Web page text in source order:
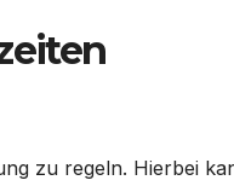
zu regeln. Hierbei